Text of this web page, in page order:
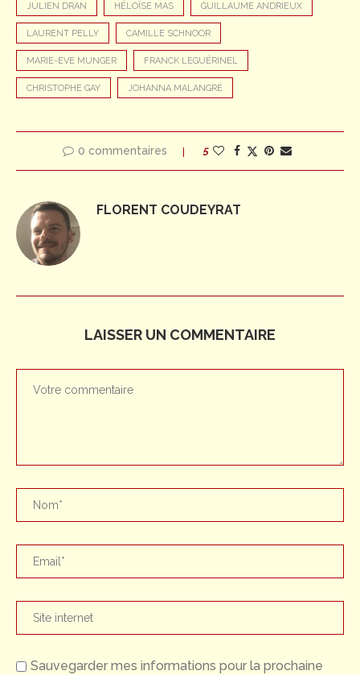
JULIEN DRAN HÉLOÏSE MAS GUILLAUME ANDRIEUX
LAURENT PELLY CAMILLE SCHNOOR
MARIE-EVE MUNGER FRANCK LEGUÉRINEL
CHRISTOPHE GAY JOHANNA MALANGRÉ
0 commentaires 5
FLORENT COUDEYRAT
LAISSER UN COMMENTAIRE
Sauvegarder mes informations pour la prochaine